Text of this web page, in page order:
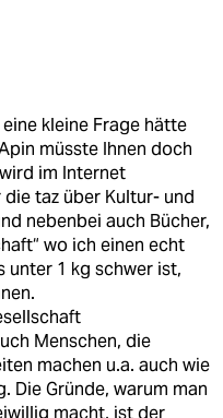
kleine Frage hätte
müsste Ihnen doch
im Internet
taz über Kultur- und
nebenbei auch Bücher,
wo ich einen echt
unter 1 kg schwer ist,
Menschen, die
machen u.a. auch wie
Die Gründe, warum man
macht, ist der